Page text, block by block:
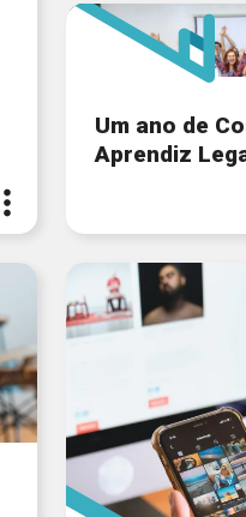
Um ano de
Aprendiz